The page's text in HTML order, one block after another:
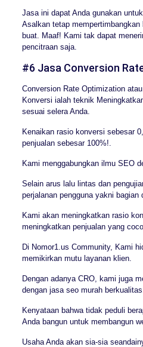
Jasa ini dapat Anda gunakan
Asalkan tetap
buat. Maaf! Kami tak dapat
pencitraan saja.
#6 Jasa Conversion
Conversion Rate Optimization
Konversi ialah teknik
sesuai selera Anda.
Kenaikan rasio konversi sebesar
penjualan sebesar 100%!.
Kami menggabungkan ilmu SEO
Selain arus lalu lintas dan
perjalanan pengguna yakni bagian
Kami akan meningkatkan rasio
meningkatkan penjualan yang
Di Nomor1.us Community, Kami
memikirkan mutu layanan klien.
Dengan adanya CRO, kami juga
dengan jasa seo murah berkualitas.
Kenyataan bahwa tidak peduli
Anda bangun untuk membangun
Usaha Anda akan sia-sia